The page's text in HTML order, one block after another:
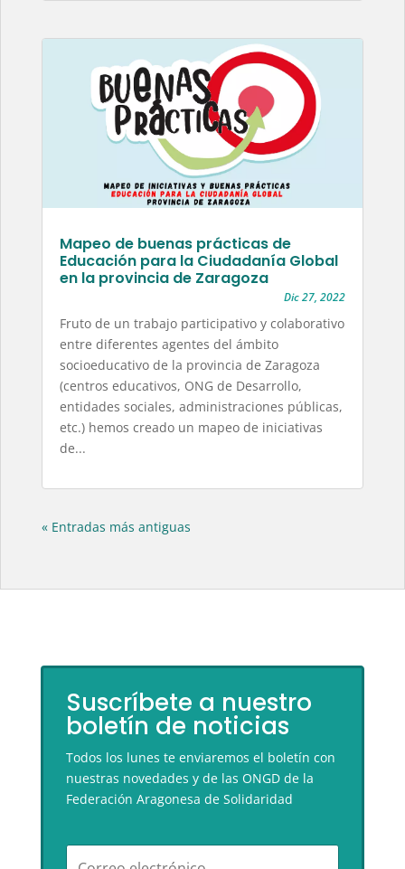
Mapeo de buenas prácticas de
Educación para la Ciudadanía Global
en la provincia de Zaragoza
Dic 27, 2022
Fruto de un trabajo participativo y colaborativo
entre diferentes agentes del ámbito
socioeducativo de la provincia de Zaragoza
(centros educativos, ONG de Desarrollo,
entidades sociales, administraciones públicas,
etc.) hemos creado un mapeo de iniciativas
de...
« Entradas más antiguas
Suscríbete a nuestro
boletín de noticias
Todos los lunes te enviaremos el boletín con
nuestras novedades y de las ONGD de la
Federación Aragonesa de Solidaridad